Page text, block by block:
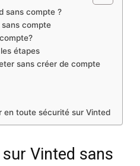
sans compte ?
compte
étapes
sans créer de compte
en toute sécurité sur Vinted
Vinted sans